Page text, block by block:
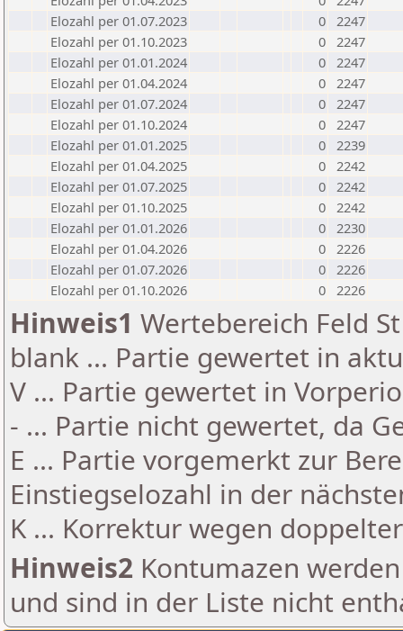
Elozahl per 01.07.2023
0 2247
Elozahl per 01.10.2023
0 2247
Elozahl per 01.01.2024
0 2247
Elozahl per 01.04.2024
0 2247
Elozahl per 01.07.2024
0 2247
Elozahl per 01.10.2024
0 2247
Elozahl per 01.01.2025
0 2239
Elozahl per 01.04.2025
0 2242
Elozahl per 01.07.2025
0 2242
Elozahl per 01.10.2025
0 2242
Elozahl per 01.01.2026
0 2230
Elozahl per 01.04.2026
0 2226
Elozahl per 01.07.2026
0 2226
Elozahl per 01.10.2026
0 2226
Hinweis1 Wertebereich Feld
blank ... Partie gewertet in
V ... Partie gewertet in
- ... Partie nicht gewertet, da
E ... Partie vorgemerkt zur
Einstiegselozahl in der
K ... Korrektur wegen
Hinweis2 Kontumazen
und sind in der Liste nicht